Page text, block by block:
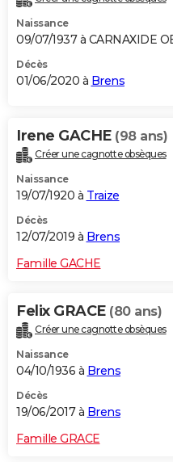
Naissance
09/07/1937 à CARNAXIDE
Décès
01/06/2020 à Brens
Irene GACHE (98 ans)
Créer une cagnotte obsèques
Naissance
19/07/1920 à Traize
Décès
12/07/2019 à Brens
Famille GACHE
Felix GRACE (80 ans)
Créer une cagnotte obsèques
Naissance
04/10/1936 à Brens
Décès
19/06/2017 à Brens
Famille GRACE